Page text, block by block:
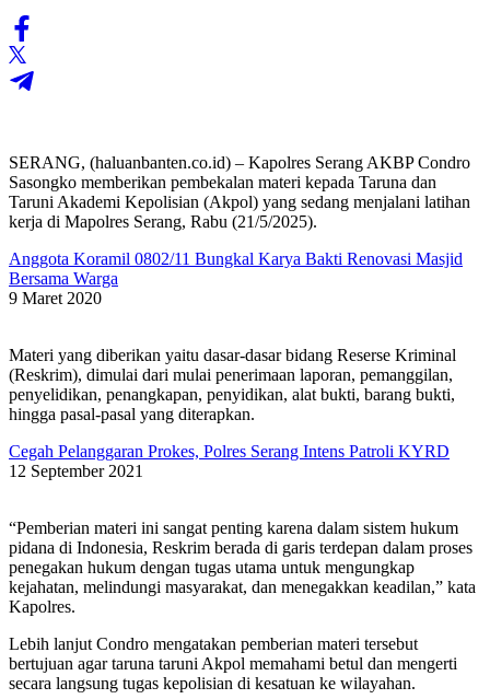
SERANG, (haluanbanten.co.id) – Kapolres Serang AKBP Condro
Sasongko memberikan pembekalan materi kepada Taruna dan
Taruni Akademi Kepolisian (Akpol) yang sedang menjalani latihan
kerja di Mapolres Serang, Rabu (21/5/2025).
Anggota Koramil 0802/11 Bungkal Karya Bakti Renovasi Masjid
Bersama Warga
9 Maret 2020
Materi yang diberikan yaitu dasar-dasar bidang Reserse Kriminal
(Reskrim), dimulai dari mulai penerimaan laporan, pemanggilan,
penyelidikan, penangkapan, penyidikan, alat bukti, barang bukti,
hingga pasal-pasal yang diterapkan.
Cegah Pelanggaran Prokes, Polres Serang Intens Patroli KYRD
12 September 2021
“Pemberian materi ini sangat penting karena dalam sistem hukum
pidana di Indonesia, Reskrim berada di garis terdepan dalam proses
penegakan hukum dengan tugas utama untuk mengungkap
kejahatan, melindungi masyarakat, dan menegakkan keadilan,” kata
Kapolres.
Lebih lanjut Condro mengatakan pemberian materi tersebut
bertujuan agar taruna taruni Akpol memahami betul dan mengerti
secara langsung tugas kepolisian di kesatuan ke wilayahan.